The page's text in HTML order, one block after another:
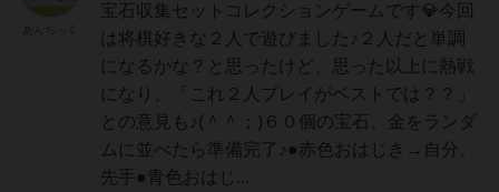
宝石収集セットコレクションゲームです💎今回
は将棋好きな２人で遊びました♪２人だと単調
になるかな？と思ったけど、思った以上に熱戦
になり、「これ２人プレイがベストでは？？」
との意見も♪(＾＾；)６０個の宝石、金をランダ
ムに並べたら準備完了♪●赤色おはじき→自分、
先手●青色おはじ...